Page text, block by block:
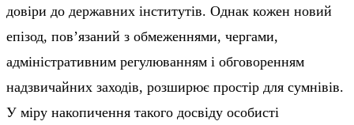
довіри до державних інститутів. Однак кожен новий
епізод, пов’язаний з обмеженнями, чергами,
адміністративним регулюванням і обговоренням
надзвичайних заходів, розширює простір для сумнівів.
У міру накопичення такого досвіду особисті